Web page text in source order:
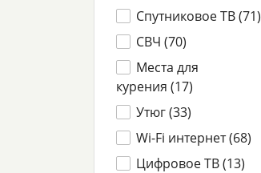
Спутниковое ТВ (71)
СВЧ (70)
Места для
курения (17)
Утюг (33)
Wi-Fi интернет (68)
Цифровое ТВ (13)